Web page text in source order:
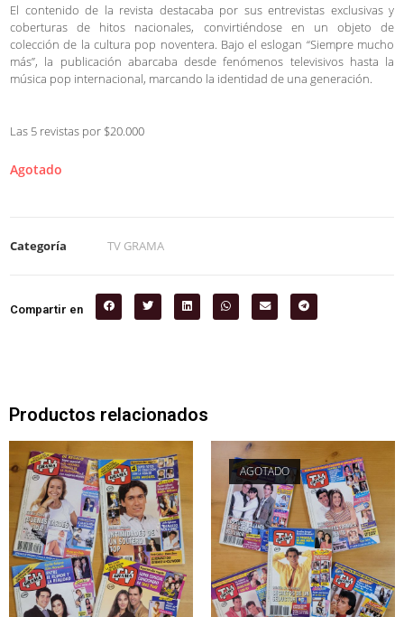
El contenido de la revista destacaba por sus entrevistas exclusivas y
coberturas de hitos nacionales, convirtiéndose en un objeto de
colección de la cultura pop noventera. Bajo el eslogan “Siempre mucho
más”, la publicación abarcaba desde fenómenos televisivos hasta la
música pop internacional, marcando la identidad de una generación.
Las 5 revistas por $20.000
Agotado
Categoría TV GRAMA
Compartir en
Productos relacionados
AGOTADO